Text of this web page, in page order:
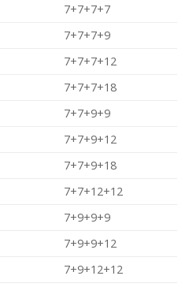
7+7+7+7
7+7+7+9
7+7+7+12
7+7+7+18
7+7+9+9
7+7+9+12
7+7+9+18
7+7+12+12
7+9+9+9
7+9+9+12
7+9+12+12